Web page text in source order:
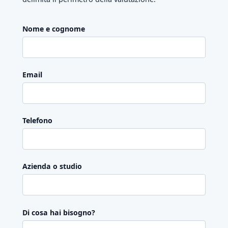
Nome e cognome
Email
Telefono
Azienda o studio
Di cosa hai bisogno?